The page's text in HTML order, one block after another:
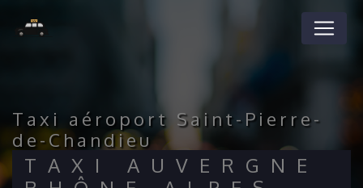
taxi aéroport Saint-Pierre-
de-Chandieu
TAXI AUVERGNE